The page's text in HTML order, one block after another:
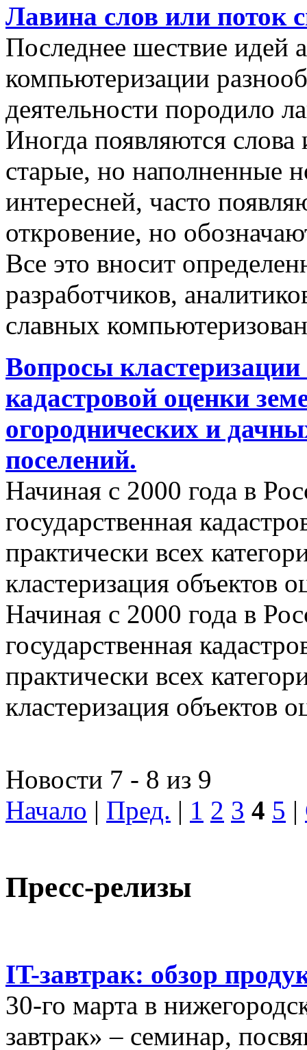
Лавина слов или поток
Последнее шествие идей
компьютеризации
деятельности породило
Иногда появляются
старые, но наполненные
интересней, часто
откровение, но
Все это вносит
разработчиков,
славных
Вопросы кластеризации
кадастровой оценки
огороднических и
поселений.
Начиная с 2000 года в
государственная
практически всех
кластеризация объектов
Начиная с 2000 года в
государственная
практически всех
кластеризация объектов
Новости 7 - 8 из 9
Начало | Пред. | 1 2 3 4 5 |
Пресс-релизы
IT-завтрак: обзор
30-го марта в
завтрак» – семинар,